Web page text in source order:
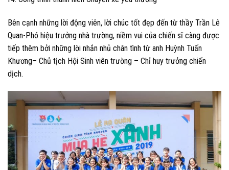
Bên cạnh những lời động viên, lời chúc tốt đẹp đến từ thầy Trần Lê
Quan-Phó hiệu trưởng nhà trường, niềm vui của chiến sĩ càng được
tiếp thêm bởi những lời nhắn nhủ chân tình từ anh Huỳnh Tuấn
Khương– Chủ tịch Hội Sinh viên trường – Chỉ huy trưởng chiến
dịch.